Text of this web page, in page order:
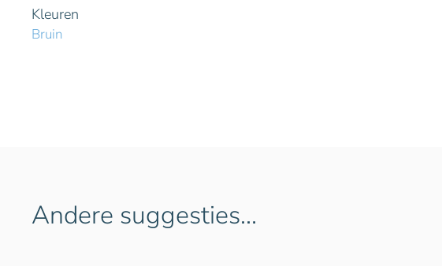
Kleuren
Bruin
Andere suggesties…